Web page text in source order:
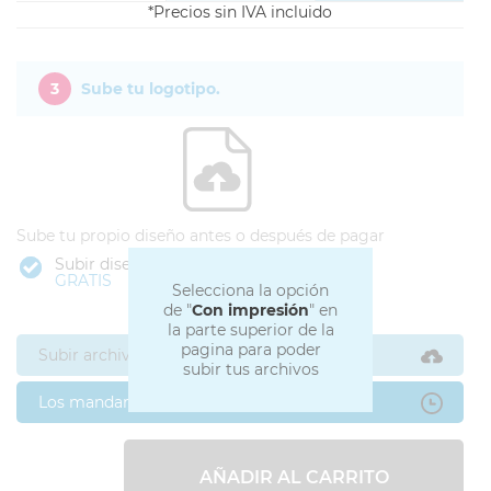
Precios sin IVA incluido
Selecciona la opción
de "Con impresión" en
la parte superior de la
pagina para poder
subir tus archivos
3 Sube tu logotipo.
Sube tu propio diseño antes o después de pagar
Subir diseño
GRATIS
Subir archivos ahora
Los mandaré después
AÑADIR AL CARRITO